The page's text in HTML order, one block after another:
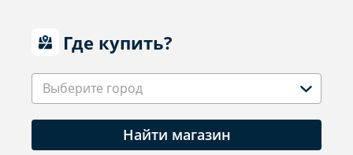
Где купить?
Выберите город
Найти магазин